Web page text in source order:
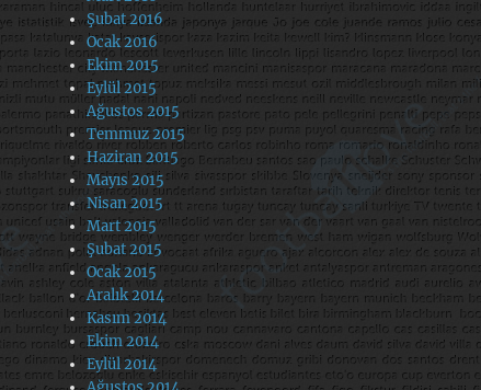
Şubat 2016
Ocak 2016
Ekim 2015
Eylül 2015
Ağustos 2015
Temmuz 2015
Haziran 2015
Mayıs 2015
Nisan 2015
Mart 2015
Şubat 2015
Ocak 2015
Aralık 2014
Kasım 2014
Ekim 2014
Eylül 2014